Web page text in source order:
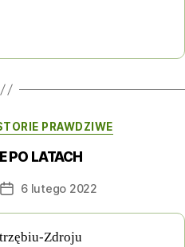
CategoriesPRAWDZIWE
PO LATACH
Post6 lutego 2022
Zdroju